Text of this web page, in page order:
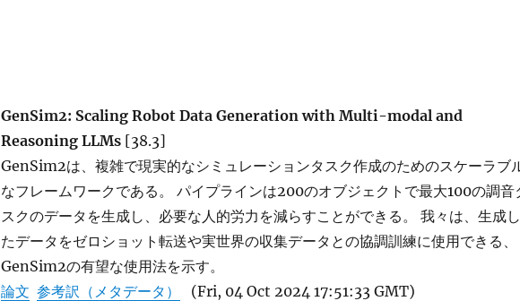
GenSim2: Scaling Robot Data Generation with Multi-modal and
Reasoning LLMs [38.3]
GenSim2は、複雑で現実的なシミュレーションタスク作成のためのスケーラブ
なフレームワークである。 パイプラインは200のオブジェクトで最大100の調音
スクのデータを生成し、必要な人的労力を減らすことができる。 我々は、生成し
たデータをゼロショット転送や実世界の収集データとの協調訓練に使用できる、
GenSim2の有望な使用法を示す。
論文 参考訳（メタデータ）
(Fri, 04 Oct 2024 17:51:33 GMT)